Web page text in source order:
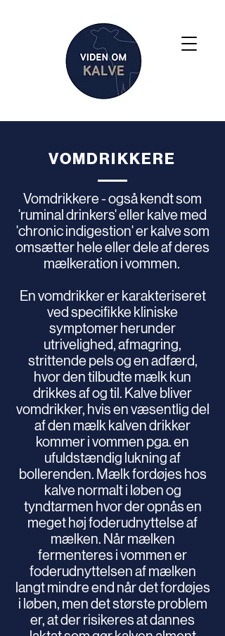
VOMDRIKKERE
Vomdrikkere - også kendt som
'ruminal drinkers' eller kalve med
'chronic indigestion' er kalve som
omsætter hele eller dele af deres
mælkeration i vommen.
En vomdrikker er karakteriseret
ved specifikke kliniske
symptomer herunder
utrivelighed, afmagring,
strittende pels og en adfærd,
hvor den tilbudte mælk kun
drikkes af og til. Kalve bliver
vomdrikker, hvis en væsentlig del
af den mælk kalven drikker
kommer i vommen pga. en
ufuldstændig lukning af
bollerenden. Mælk fordøjes hos
kalve normalt i løben og
tyndtarmen hvor der opnås en
meget høj foderudnyttelse af
mælken. Når mælken
fermenteres i vommen er
foderudnyttelsen af mælken
langt mindre end når det fordøjes
i løben, men det største problem
er, at der risikeres at dannes